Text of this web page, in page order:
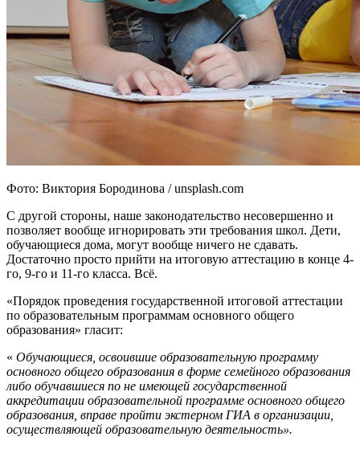
Фото: Виктория Бородинова / unsplash.com
С другой стороны, наше законодательство несовершенно и
позволяет вообще игнорировать эти требования школ. Дети,
обучающиеся дома, могут вообще ничего не сдавать.
Достаточно просто прийти на итоговую аттестацию в конце 4-
го, 9-го и 11-го класса. Всё.
«Порядок проведения государственной итоговой аттестации
по образовательным программам основного общего
образования» гласит:
« Обучающиеся, освоившие образовательную программу
основного общего образования в форме семейного образования
либо обучавшиеся по не имеющей государственной
аккредитации образовательной программе основного общего
образования, вправе пройти экстерном ГИА в организации,
осуществляющей образовательную деятельность».